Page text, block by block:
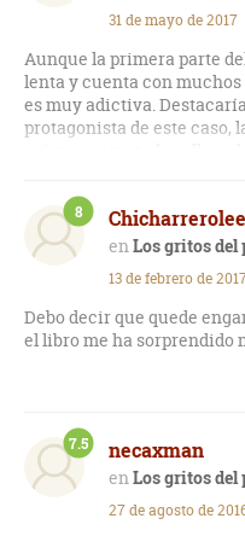
31 de mayo de 2017
Aunque la primera parte
lenta y cuenta con
es muy adictiva.
protagonista de este caso,
existen entre todos ellos y
desvelados poco a poco
Chicharrerolee
Los gritos del
8
13 de febrero de
Debo decir que quede
el libro me ha sorprendido
necaxman
Los gritos del
7.5
27 de agosto de